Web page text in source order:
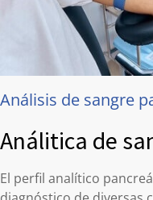
Análisis de sangre
Análitica de
El perfil analítico